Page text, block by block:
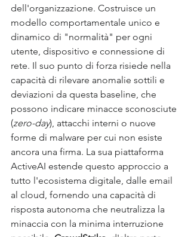
dell'organizzazione. Costruisce un
modello comportamentale unico e
dinamico di "normalità" per ogni
utente, dispositivo e connessione di
rete. Il suo punto di forza risiede nella
capacità di rilevare anomalie sottili e
deviazioni da questa baseline, che
possono indicare minacce sconosciute
(zero-day), attacchi interni o nuove
forme di malware per cui non esiste
ancora una firma. La sua piattaforma
ActiveAI estende questo approccio a
tutto l'ecosistema digitale, dalle email
al cloud, fornendo una capacità di
risposta autonoma che neutralizza la
minaccia con la minima interruzione